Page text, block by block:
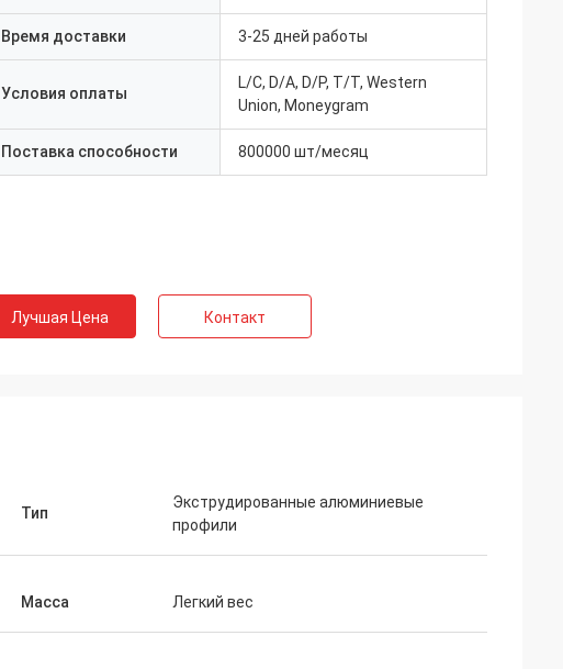
Sjak
Болото Келли
Время доставки 3-25 дней работы
Условия оплаты
L/C, D/A, D/P, T/T, Western
Union, Moneygram
Поставка способности 800000 шт/месяц
Лучшая Цена Контакт
Тип
Экструдированные алюминиевые
профили
Масса Легкий вес